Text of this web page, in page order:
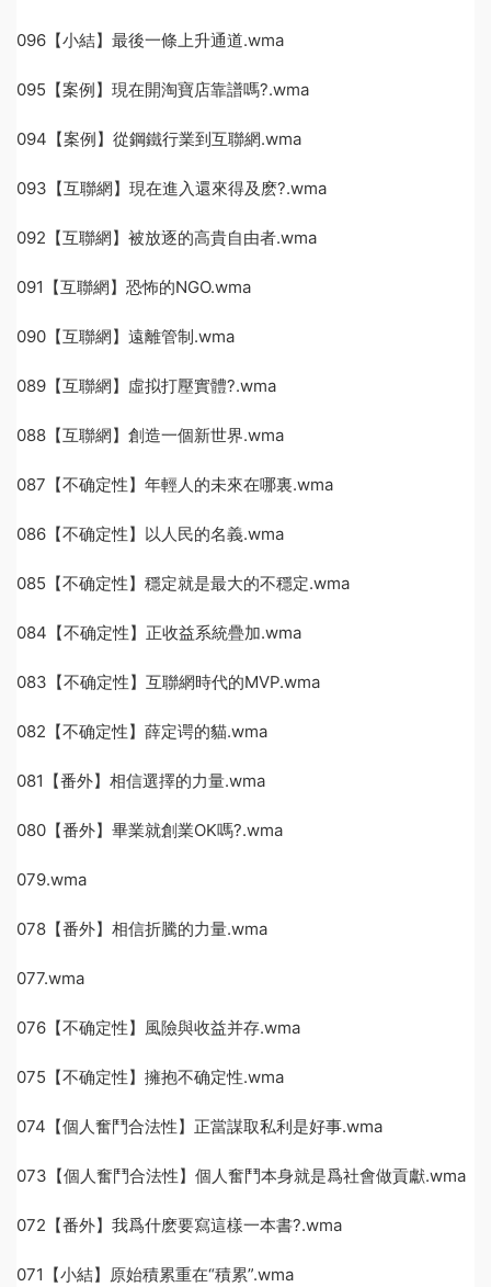
096【小結】最後一條上升通道.wma
095【案例】現在開淘寶店靠譜嗎?.wma
094【案例】從鋼鐵行業到互聯網.wma
093【互聯網】現在進入還來得及麽?.wma
092【互聯網】被放逐的高貴自由者.wma
091【互聯網】恐怖的NGO.wma
090【互聯網】遠離管制.wma
089【互聯網】虛拟打壓實體?.wma
088【互聯網】創造一個新世界.wma
087【不确定性】年輕人的未來在哪裏.wma
086【不确定性】以人民的名義.wma
085【不确定性】穩定就是最大的不穩定.wma
084【不确定性】正收益系統疊加.wma
083【不确定性】互聯網時代的MVP.wma
082【不确定性】薛定谔的貓.wma
081【番外】相信選擇的力量.wma
080【番外】畢業就創業OK嗎?.wma
079.wma
078【番外】相信折騰的力量.wma
077.wma
076【不确定性】風險與收益并存.wma
075【不确定性】擁抱不确定性.wma
074【個人奮鬥合法性】正當謀取私利是好事.wma
073【個人奮鬥合法性】個人奮鬥本身就是爲社會做貢獻.wma
072【番外】我爲什麽要寫這樣一本書?.wma
071【小結】原始積累重在“積累”.wma